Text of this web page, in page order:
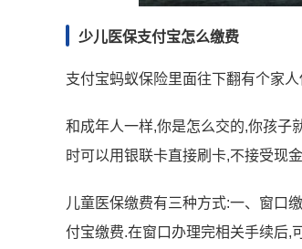
少儿医保支付宝怎么缴费
支付宝蚂蚁保险里面往下翻有个家
和成年人一样,你是怎么交的,你孩子
时可以用银联卡直接刷卡,不接受现
儿童医保缴费有三种方式:一、窗口
付宝缴费.在窗口办理完相关手续后,